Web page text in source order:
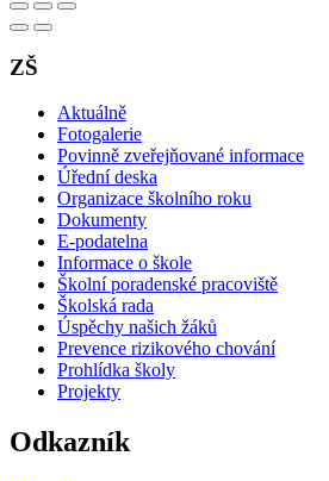
ZŠ
Aktuálně
Fotogalerie
Povinně zveřejňované informace
Úřední deska
Organizace školního roku
Dokumenty
E-podatelna
Informace o škole
Školní poradenské pracoviště
Školská rada
Úspěchy našich žáků
Prevence rizikového chování
Prohlídka školy
Projekty
Odkazník